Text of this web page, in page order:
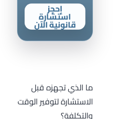
إحجز
استشارة
قانونية الآن
ما الذي تجهزه قبل
الاستشارة لتوفير الوقت
والتكلفة؟